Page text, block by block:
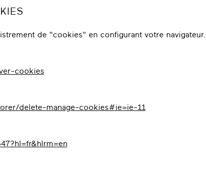
de "cookies" en configurant votre navigateur.
cookies
delete-manage-cookies#ie=ie-11